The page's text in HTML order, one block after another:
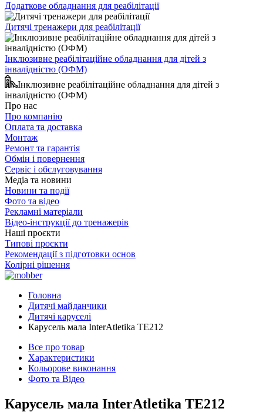
Додаткове обладнання для реабілітації
Дитячі тренажери для реабілітації
Інклюзивне реабілітаційне обладнання для дітей з
інвалідністю (ОФМ)
Інклюзивне реабілітаційне обладнання для дітей з
інвалідністю (ОФМ)
Про нас
Про компанію
Оплата та доставка
Монтаж
Ремонт та гарантія
Обмін і повернення
Сервіс і обслуговування
Медіа та новини
Новини та події
Фото та відео
Рекламні матеріали
Відео-інструкції до тренажерів
Наші проєкти
Типові проєкти
Рекомендації з підготовки основ
Колірні рішення
Головна
Дитячі майданчики
Дитячі каруселі
Карусель мала InterAtletika ТЕ212
Все про товар
Характеристики
Кольорове виконання
Фото та Відео
Карусель мала InterAtletika ТЕ212